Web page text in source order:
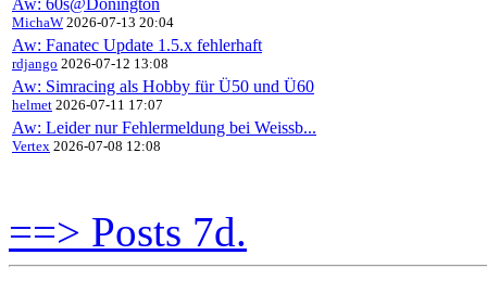
Aw: 60s@Donington
MichaW 2026-07-13 20:04
Aw: Fanatec Update 1.5.x fehlerhaft
rdjango 2026-07-12 13:08
Aw: Simracing als Hobby für Ü50 und Ü60
helmet 2026-07-11 17:07
Aw: Leider nur Fehlermeldung bei Weissb...
Vertex 2026-07-08 12:08
==> Posts 7d.